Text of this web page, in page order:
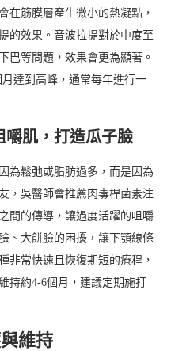
在筋膜層產生微小的熱凝點，
的效果。音波拉提對於中度至
巴等問題，效果會更為顯著。
達到高峰，通常每年進行一
嚼肌，打造瓜子臉
為鬆弛或脂肪過多，而是因為
，吳醫師會推薦肉毒桿菌素注
間的傳導，讓過度活躍的咀嚼
、大餅臉的困擾，讓下顎線條
非常快速且恢復期短的療程，
持約4-6個月，建議定期施打
維持